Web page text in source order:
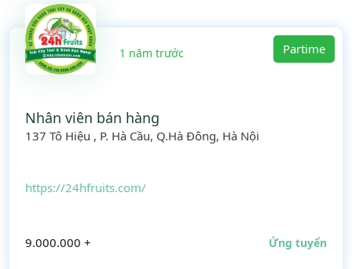
1 năm trước Partime
Nhân viên bán hàng
137 Tô Hiệu , P. Hà Cầu, Q.Hà Đông, Hà Nội
https://24hfruits.com/
9.000.000 + Ứng tuyển